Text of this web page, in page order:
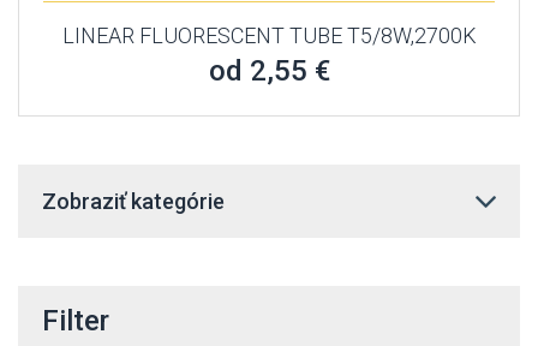
LINEAR FLUORESCENT TUBE T5/8W,2700K
od 2,55 €
Zobraziť kategórie
Filter